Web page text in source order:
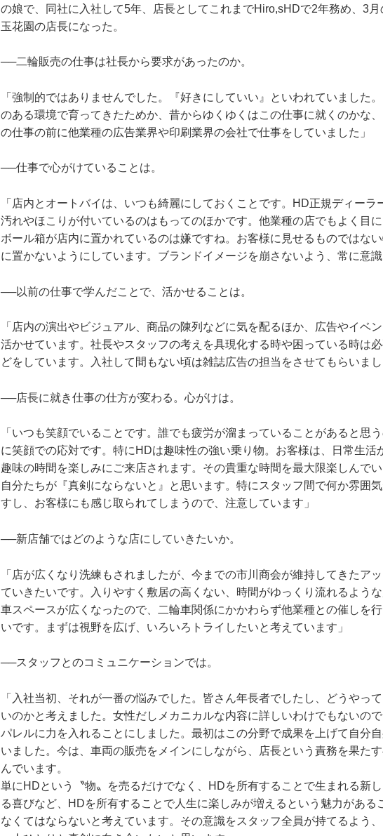
の娘で、同社に入社して5年、店長としてこれまでHiro,sHDで2年務め、3
玉花園の店長になった。
──二輪販売の仕事は社長から要求があったのか。
「強制的ではありませんでした。『好きにしていい』といわれていました
のある環境で育ってきたためか、昔からゆくゆくはこの仕事に就くのかな
の仕事の前に他業種の広告業界や印刷業界の会社で仕事をしていました」
──仕事で心がけていることは。
「店内とオートバイは、いつも綺麗にしておくことです。HD正規ディーラ
汚れやほこりが付いているのはもってのほかです。他業種の店でもよく目
ボール箱が店内に置かれているのは嫌ですね。お客様に見せるものではな
に置かないようにしています。ブランドイメージを崩さないよう、常に意識
──以前の仕事で学んだことで、活かせることは。
「店内の演出やビジュアル、商品の陳列などに気を配るほか、広告やイベ
活かせています。社長やスタッフの考えを具現化する時や困っている時は
どをしています。入社して間もない頃は雑誌広告の担当をさせてもらいまし
──店長に就き仕事の仕方が変わる。心がけは。
「いつも笑顔でいることです。誰でも疲労が溜まっていることがあると思
に笑顔での応対です。特にHDは趣味性の強い乗り物。お客様は、日常生活
趣味の時間を楽しみにご来店されます。その貴重な時間を最大限楽しんで
自分たちが『真剣にならないと』と思います。特にスタッフ間で何か雰囲
すし、お客様にも感じ取られてしまうので、注意しています」
──新店舗ではどのような店にしていきたいか。
「店が広くなり洗練もされましたが、今までの市川商会が維持してきたア
ていきたいです。入りやすく敷居の高くない、時間がゆっくり流れるよう
車スペースが広くなったので、二輪車関係にかかわらず他業種との催しを
いです。まずは視野を広げ、いろいろトライしたいと考えています」
──スタッフとのコミュニケーションでは。
「入社当初、それが一番の悩みでした。皆さん年長者でしたし、どうやっ
いのかと考えました。女性だしメカニカルな内容に詳しいわけでもないの
パレルに力を入れることにしました。最初はこの分野で成果を上げて自分
いました。今は、車両の販売をメインにしながら、店長という責務を果た
んでいます。
単にHDという〝物〟を売るだけでなく、HDを所有することで生まれる新
る喜びなど、HDを所有することで人生に楽しみが増えるという魅力がある
なくてはならないと考えています。その意識をスタッフ全員が持てるよう